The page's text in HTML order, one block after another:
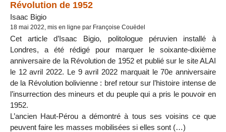
Révolution de 1952
Isaac Bigio
18 mai 2022, mis en ligne par Françoise Couëdel
Cet article d’Isaac Bigio, politologue péruvien installé à
Londres, a été rédigé pour marquer le soixante-dixième
anniversaire de la Révolution de 1952 et publié sur le site ALAI
le 12 avril 2022. Le 9 avril 2022 marquait le 70e anniversaire
de la Révolution bolivienne : bref retour sur l’histoire intense de
l’insurrection des mineurs et du peuple qui a pris le pouvoir en
1952.
L’ancien Haut-Pérou a démontré à tous ses voisins ce que
peuvent faire les masses mobilisées si elles sont (…)